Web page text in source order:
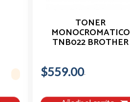
TONER
MONOCROMATICO
TNB022 BROTHER
PAGINAS
$559.00